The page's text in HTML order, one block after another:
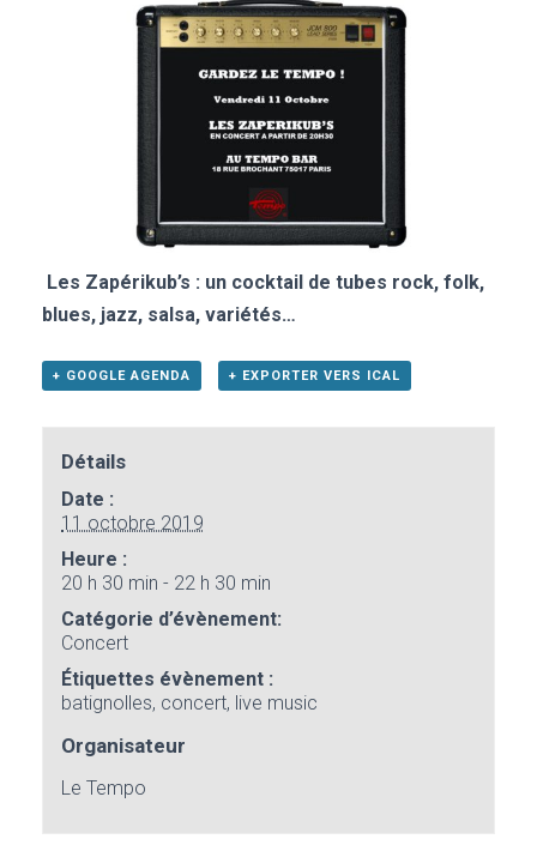
Les Zapérikub’s : un cocktail de tubes rock, folk,
blues, jazz, salsa, variétés…
+ GOOGLE AGENDA + EXPORTER VERS ICAL
Détails
Date :
11 octobre 2019
Heure :
20 h 30 min - 22 h 30 min
Catégorie d’évènement:
Concert
Étiquettes évènement :
batignolles, concert, live music
Organisateur
Le Tempo